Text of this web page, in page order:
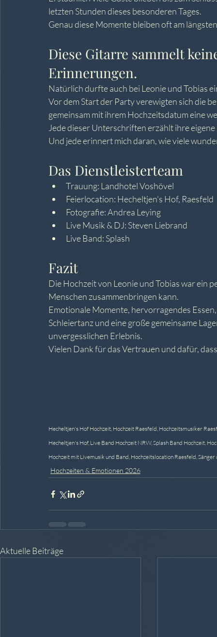
letzten Stunden dieses besonderen Tages.
Genau diese Momente bleiben oft am
Diese Gitarre sammelt
Erinnerungen.
Natürlich durfte auch bei Leonie und Tobias
Vor dem Start der Party verewigten sich die
gemeinsam mit ihrem Hochzeitsdatum eine
Jede dieser Unterschriften erzählt ihre
Und jede erinnert mich daran, wie viele
Das Dienstleisterteam
Trauung: Landhotel Voshövel
Feierlocation: Hecheltjen's Hof, Raesfeld
Fotografie: Andrea Leying
Live Musik & DJ: Steven Liebrand
Live Band: Splash
Fazit
Die Hochzeit von Leonie und Tobias war ein
Menschen zusammenbringen kann.
Emotionale Momente, hervorragendes
Schleiertanz und eine große gemeinsame
unvergesslichen Erlebnis.
Vielen Dank für das Vertrauen und dafür,
Hecheltjen's Hof Hochzeit, Hochzeit Raesfeld, Hochzeitsmusiker
Hecheltjen's Hof, Live Band Hochzeit NRW, Splash Band Hochzeit,
Hochzeit mit Livemusik und Band, Hochzeitslocation Raesfeld,
Hochzeiten & Emotionen 2026
Aktuelle Beiträge